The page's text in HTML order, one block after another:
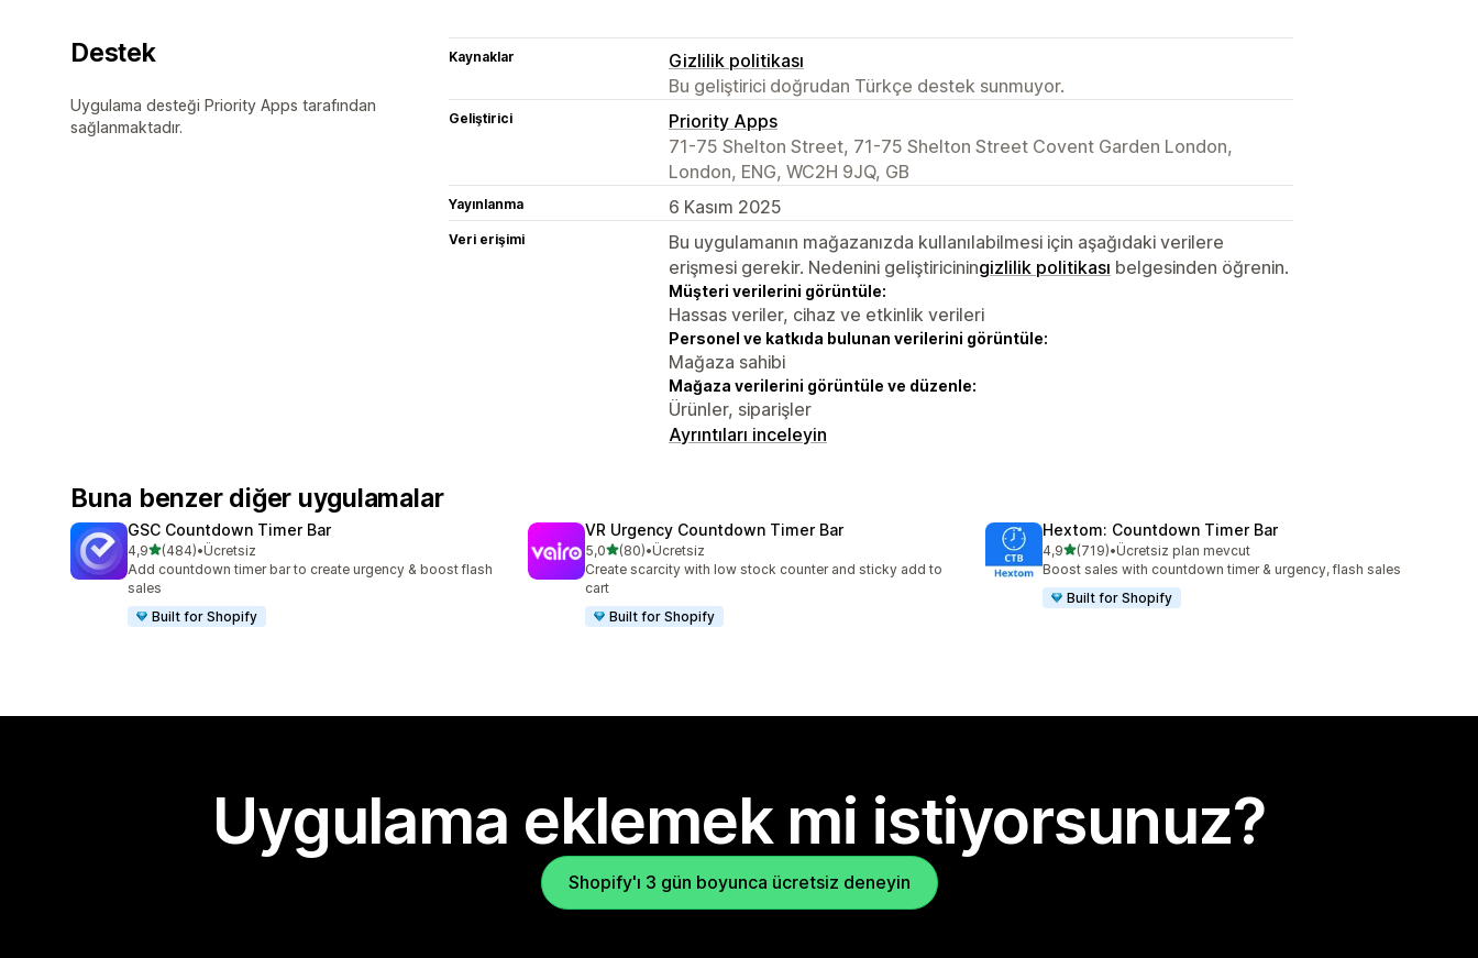
Destek
Uygulama desteği Priority Apps tarafından
sağlanmaktadır.
Kaynaklar
Gizlilik politikası
Bu geliştirici doğrudan Türkçe destek sunmuyor.
Geliştirici
Priority Apps
71-75 Shelton Street, 71-75 Shelton Street Covent Garden London,
London, ENG, WC2H 9JQ, GB
Yayınlanma 6 Kasım 2025
Veri erişimi
Bu uygulamanın mağazanızda kullanılabilmesi için aşağıdaki verilere
erişmesi gerekir. Nedenini geliştiriciningizlilik politikası belgesinden öğrenin.
Müşteri verilerini görüntüle:
Hassas veriler, cihaz ve etkinlik verileri
Personel ve katkıda bulunan verilerini görüntüle:
Mağaza sahibi
Mağaza verilerini görüntüle ve düzenle:
Ürünler, siparişler
Ayrıntıları inceleyin
Buna benzer diğer uygulamalar
GSC Countdown Timer Bar
4,95 yıldız üzerinden
(484)
toplam 484 değerlendirme
•Ücretsiz
Add countdown timer bar to create urgency & boost flash
sales
Built for Shopify
VR Urgency Countdown Timer Bar
5,05 yıldız üzerinden
(80)
toplam 80 değerlendirme
•Ücretsiz
Create scarcity with low stock counter and sticky add to
cart
Built for Shopify
Hextom: Countdown Timer Bar
4,95 yıldız üzerinden
(719)
toplam 719 değerlendirme
•Ücretsiz plan mevcut
Boost sales with countdown timer & urgency, flash sales
Built for Shopify
Uygulama eklemek mi istiyorsunuz?
Shopify'ı 3 gün boyunca ücretsiz deneyin